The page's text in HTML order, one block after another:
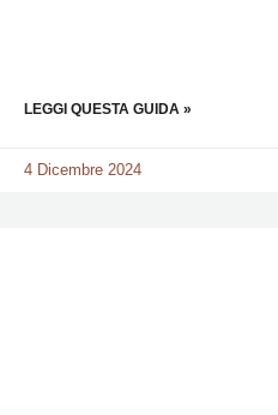
LEGGI QUESTA GUIDA »
4 Dicembre 2024